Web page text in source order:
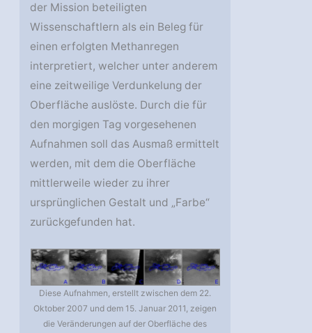
der Mission beteiligten
Wissenschaftlern als ein Beleg für
einen erfolgten Methanregen
interpretiert, welcher unter anderem
eine zeitweilige Verdunkelung der
Oberfläche auslöste. Durch die für
den morgigen Tag vorgesehenen
Aufnahmen soll das Ausmaß ermittelt
werden, mit dem die Oberfläche
mittlerweile wieder zu ihrer
ursprünglichen Gestalt und „Farbe“
zurückgefunden hat.
Diese Aufnahmen, erstellt zwischen dem 22.
Oktober 2007 und dem 15. Januar 2011, zeigen
die Veränderungen auf der Oberfläche des